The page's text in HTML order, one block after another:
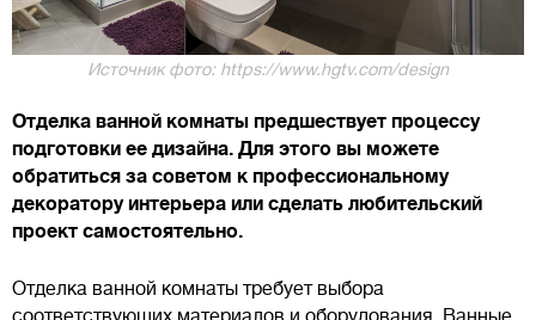
Источник фото: https://www.hgtv.com/design
Отделка ванной комнаты предшествует процессу
подготовки ее дизайна. Для этого вы можете
обратиться за советом к профессиональному
декоратору интерьера или сделать любительский
проект самостоятельно.
Отделка ванной комнаты требует выбора